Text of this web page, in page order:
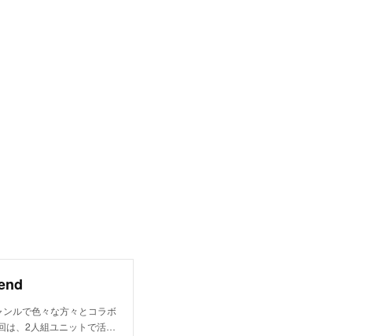
ルで色々な方々とコラボ
は、2人組ユニットで活…